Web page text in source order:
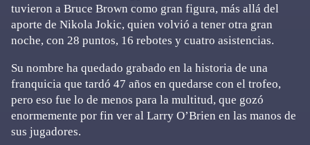
tuvieron a Bruce Brown como gran figura, más allá del
aporte de Nikola Jokic, quien volvió a tener otra gran
noche, con 28 puntos, 16 rebotes y cuatro asistencias.
Su nombre ha quedado grabado en la historia de una
franquicia que tardó 47 años en quedarse con el trofeo,
pero eso fue lo de menos para la multitud, que gozó
enormemente por fin ver al Larry O’Brien en las manos de
sus jugadores.